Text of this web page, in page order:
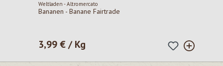
Weltladen - Altromercato
Bananen - Banane Fairtrade
Regulärer Preis:
3,99 € / Kg